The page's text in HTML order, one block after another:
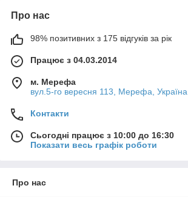
Про нас
98% позитивних з 175 відгуків за рік
Працює з 04.03.2014
м. Мерефа
вул.5-го вересня 113, Мерефа, Україна
Контакти
Сьогодні працює з 10:00 до 16:30
Показати весь графік роботи
Про нас